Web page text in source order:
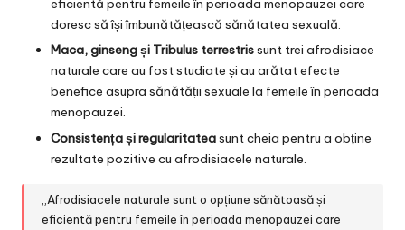
eficientă pentru femeile în perioada menopauzei care
doresc să își îmbunătățească sănătatea sexuală.
Maca, ginseng și Tribulus terrestrissunt trei afrodisiace
naturale care au fost studiate și au arătat efecte
benefice asupra sănătății sexuale la femeile în perioada
menopauzei.
Consistența și regularitateasunt cheia pentru a obține
rezultate pozitive cu afrodisiacele naturale.
„Afrodisiacele naturale sunt o opțiune sănătoasă și
eficientă pentru femeile în perioada menopauzei care